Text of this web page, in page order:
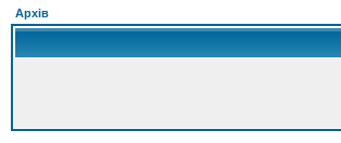
Архів